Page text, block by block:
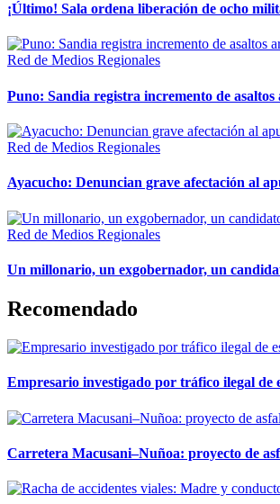
¡Último! Sala ordena liberación de ocho
Red de Medios Regionales
Puno: Sandia registra incremento de
Red de Medios Regionales
Ayacucho: Denuncian grave afectación al
Red de Medios Regionales
Un millonario, un exgobernador, un
Recomendado
Empresario investigado por tráfico ilegal de
Carretera Macusani–Nuñoa: proyecto de